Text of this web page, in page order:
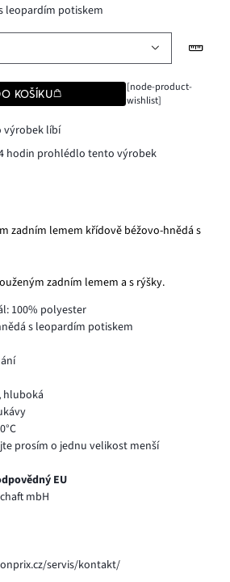
leopardím potiskem
KOŠÍKU
[node-product-
wishlist]
výrobek líbí
hodin prohlédlo tento výrobek
zadním lemem křídově béžovo-hnědá s
zadním lemem a s rýšky.
100% polyester
s leopardím potiskem
hluboká
prosím o jednu velikost menší
EU
mbH
servis/kontakt/